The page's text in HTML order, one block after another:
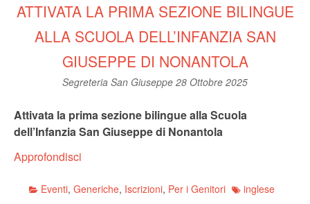
ATTIVATA LA PRIMA SEZIONE BILINGUE
ALLA SCUOLA DELL’INFANZIA SAN
GIUSEPPE DI NONANTOLA
Segreteria San Giuseppe 28 Ottobre 2025
Attivata la prima sezione bilingue alla Scuola
dell’Infanzia San Giuseppe di Nonantola
Approfondisci
Eventi, Generiche, Iscrizioni, Per i Genitori inglese